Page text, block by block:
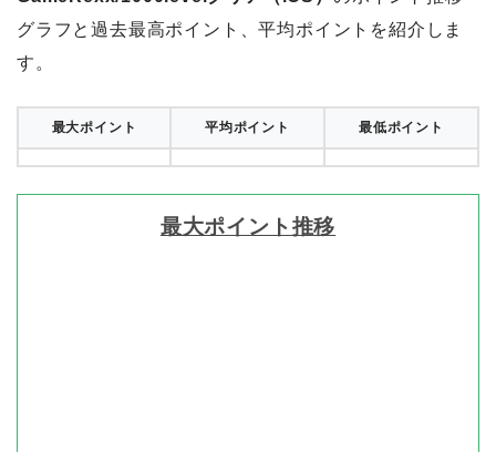
グラフと過去最高ポイント、平均ポイントを紹介しま
す。
最大ポイント 平均ポイント 最低ポイント
最大ポイント推移